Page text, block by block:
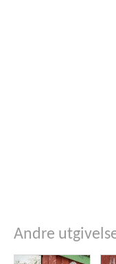
Andre